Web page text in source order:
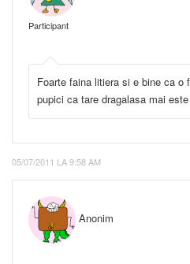
Participant
Foarte faina litiera si e bine ca
pupici ca tare dragalasa mai este
05/07/2011 LA 9:58 AM
Anonim